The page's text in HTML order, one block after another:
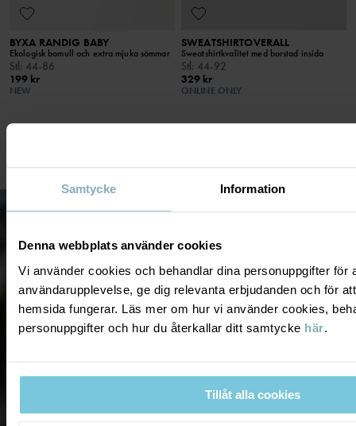
Samtycke Information
Denna webbplats använder cookies
Vi använder cookies och behandlar dina personuppgifter för
användarupplevelse, ge dig relevanta erbjudanden och för
hemsida fungerar. Läs mer om hur vi använder cookies,
personuppgifter och hur du återkallar ditt samtycke här.
Tillåt alla cookies
BYXA RANDIG BABY
Ekologisk bomull och extra mjuka sömmar
Stl: 44-86
199 kr
NEW
SWEATSHIRTOVERALL
Sweatshirtkvalitet med borstad insida
Stl: 44-92
329 kr
ONLINE ONLY
VISAR 30 AV 30 ARTIKLAR